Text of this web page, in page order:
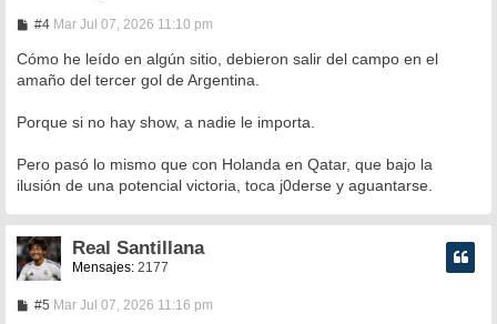
#4M
n
s
a
Mar Jul 07, 2026 11:10 pm
Cómo he leído en algún sitio, debieron salir del campo en el
amaño del tercer gol de Argentina.
Porque si no hay show, a nadie le importa.
Pero pasó lo mismo que con Holanda en Qatar, que bajo la
ilusión de una potencial victoria, toca j0derse y aguantarse.
Real Santillana
Mensajes: 2177
#5MMar Jul 07, 2026 11:16 pm